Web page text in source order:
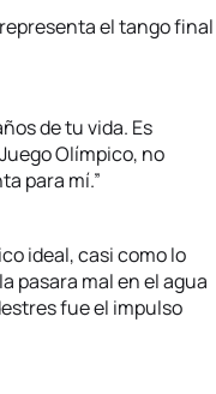
el tango final
de tu vida. Es
Olímpico, no
para mí.”
ideal, casi como lo
pasara mal en el agua
fue el impulso